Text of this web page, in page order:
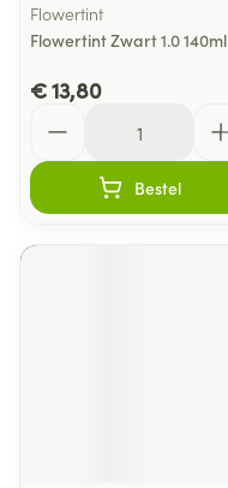
Flowertint
Flowertint Zwart 1.0 140ml
€ 13,80
Bestel